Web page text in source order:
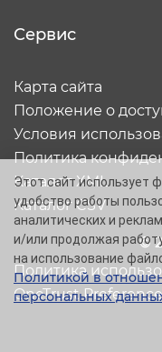
Сервис
©
Карта сайта
Положение о
Условия
Политика
Каталог XML
Каталог CSV
Политика
OneTrust
Этот сайт использует
удобство работы
аналитических и
и/или продолжая
на использование
Политикой в
персональных